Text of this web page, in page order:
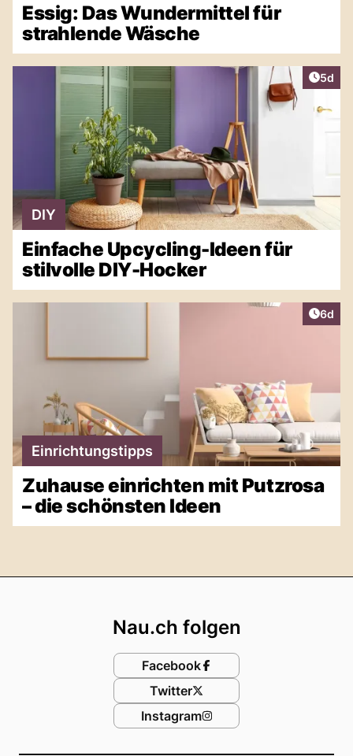
Essig: Das Wundermittel für
strahlende Wäsche
5d
DIY
Einfache Upcycling-Ideen für
stilvolle DIY-Hocker
6d
Einrichtungstipps
Zuhause einrichten mit Putzrosa
– die schönsten Ideen
Nau.ch folgen
Facebook
Twitter
Instagram